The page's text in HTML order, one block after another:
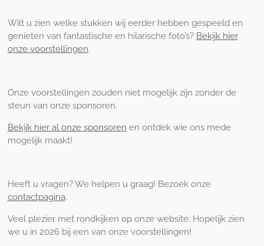
Wilt u zien welke stukken wij eerder hebben gespeeld en
genieten van fantastische en hilarische foto’s? Bekijk hier
onze voorstellingen.
Onze voorstellingen zouden niet mogelijk zijn zonder de
steun van onze sponsoren.
Bekijk hier al onze sponsoren en ontdek wie ons mede
mogelijk maakt!
Heeft u vragen? We helpen u graag! Bezoek onze
contactpagina.
Veel plezier met rondkijken op onze website. Hopelijk zien
we u in 2026 bij een van onze voorstellingen!